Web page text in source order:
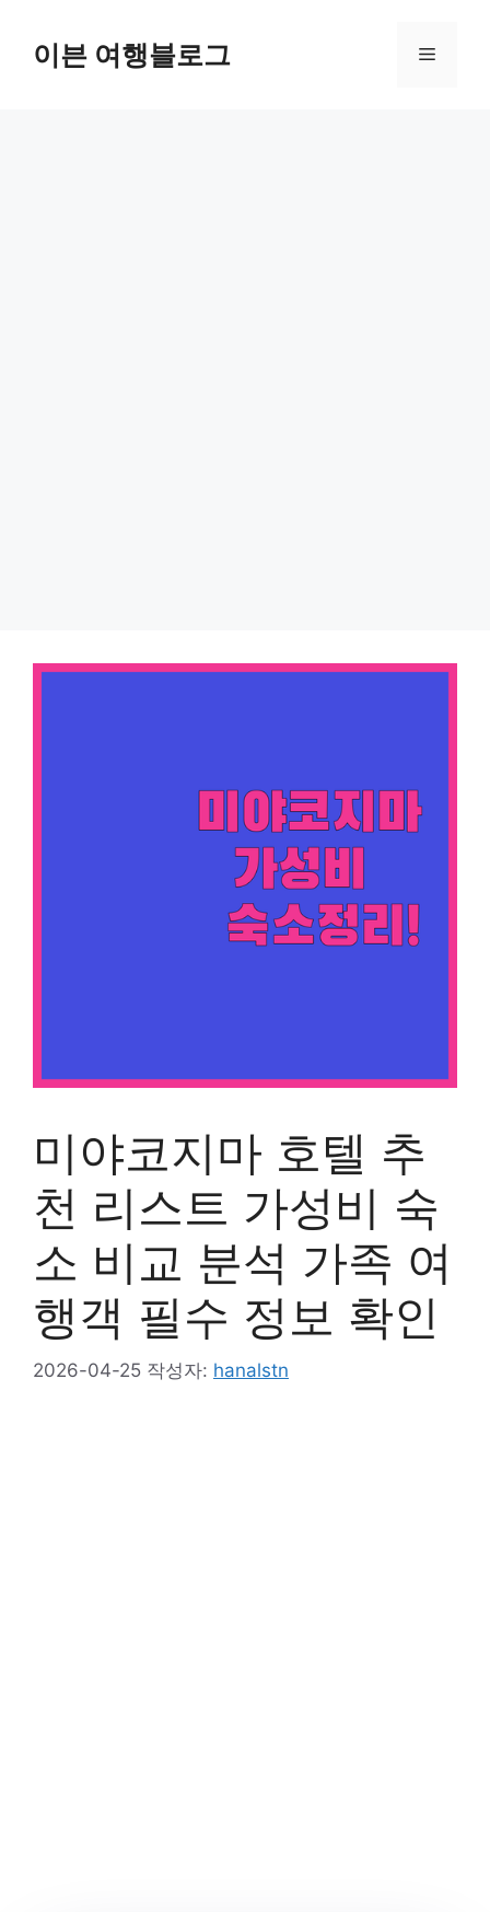
이븐 여행블로그 메
미야코지마 호텔 추
천 리스트 가성비 숙
소 비교 분석 가족 여
행객 필수 정보 확인
2026-04-25 작성자: hanalstn